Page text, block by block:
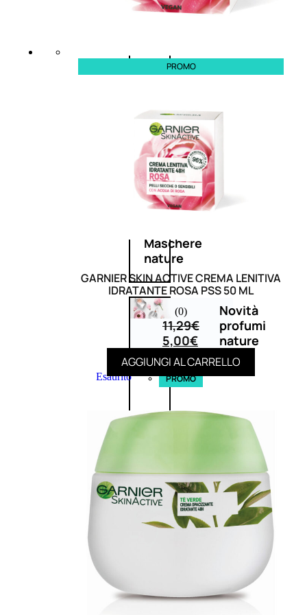
Corpo
Detergenza
Trattamenti
viso
Maschere
nature
Novità
profumi
nature
Esaurito PROMO
Fragranze
Nature
Donna
DI
PROMO
GARNIER SKIN ACTIVE CREMA LENITIVA
IDRATANTE ROSA PSS 50 ML
(0)
11,29€
5,00€
AGGIUNGI AL CARRELLO